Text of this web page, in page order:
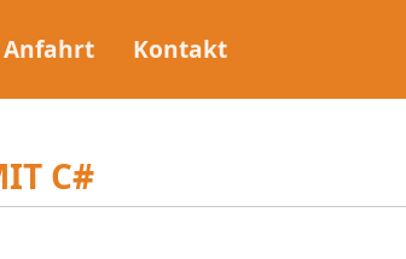
Anfahrt Kontakt
C#